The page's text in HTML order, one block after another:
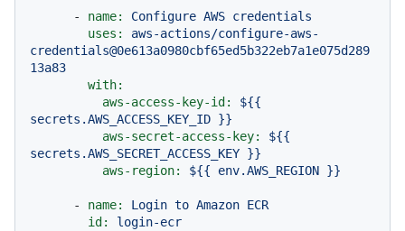
- name: Configure AWS credentials
uses:
aws-actions/configure-aws-
credentials@0e613a0980cbf65ed5b322eb7a1e075d289
13a83
with:
aws-access-key-id:
${{
secrets.AWS_ACCESS_KEY_ID }}
aws-secret-access-key:
${{
secrets.AWS_SECRET_ACCESS_KEY }}
aws-region:
${{ env.AWS_REGION }}
- name: Login to Amazon ECR
id:
login-ecr